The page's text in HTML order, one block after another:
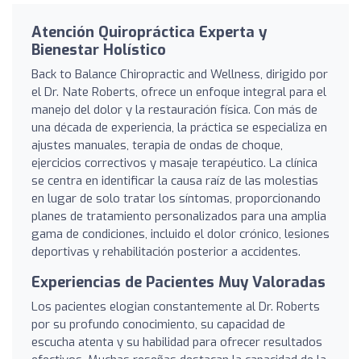
Atención Quiropráctica Experta y
Bienestar Holístico
Back to Balance Chiropractic and Wellness, dirigido por
el Dr. Nate Roberts, ofrece un enfoque integral para el
manejo del dolor y la restauración física. Con más de
una década de experiencia, la práctica se especializa en
ajustes manuales, terapia de ondas de choque,
ejercicios correctivos y masaje terapéutico. La clínica
se centra en identificar la causa raíz de las molestias
en lugar de solo tratar los síntomas, proporcionando
planes de tratamiento personalizados para una amplia
gama de condiciones, incluido el dolor crónico, lesiones
deportivas y rehabilitación posterior a accidentes.
Experiencias de Pacientes Muy Valoradas
Los pacientes elogian constantemente al Dr. Roberts
por su profundo conocimiento, su capacidad de
escucha atenta y su habilidad para ofrecer resultados